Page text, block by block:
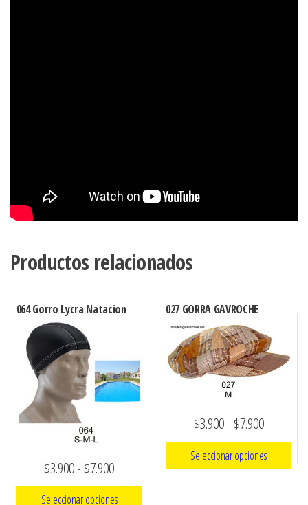
Productos relacionados
064 Gorro Lycra Natacion
$3.900- $7.900Rango
de
Seleccionar opciones
027 GORRA GAVROCHE
$3.900- $7.900Rango
de
precios:
Seleccionar opciones